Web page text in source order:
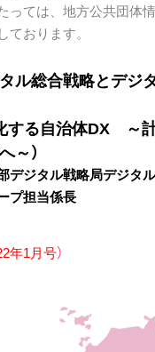
っては、地方公共団体
おります。
ル総合戦略とデジ
する自治体DX ～
～）
デジタル戦略局デジ
プ担当係長
年1月号）